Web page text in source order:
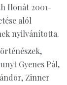
Ilonát 2001-
alól
nyilvánította.
Gyenes Pál,
Zinner